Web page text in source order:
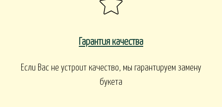
Гарантия качества
Если Вас не устроит качество, мы гарантируем замену
букета